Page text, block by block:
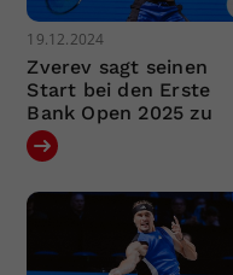
19.12.2024
Zverev sagt seinen
Start bei den Erste
Bank Open 2025 zu